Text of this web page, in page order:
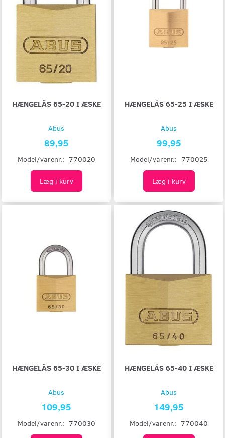
HÆNGELÅS 65-20 I ÆSKE
Abus
89,95
Model/varenr.: 770020
Læg i kurv
HÆNGELÅS 65-25 I ÆSKE
Abus
99,95
Model/varenr.: 770025
Læg i kurv
HÆNGELÅS 65-30 I ÆSKE
Abus
109,95
Model/varenr.: 770030
HÆNGELÅS 65-40 I ÆSKE
Abus
149,95
Model/varenr.: 770040